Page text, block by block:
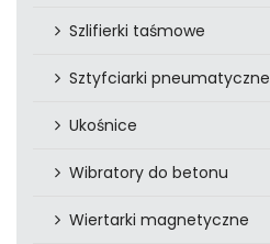
Szlifierki taśmowe
Sztyfciarki pneumatyczne
Ukośnice
Wibratory do betonu
Wiertarki magnetyczne